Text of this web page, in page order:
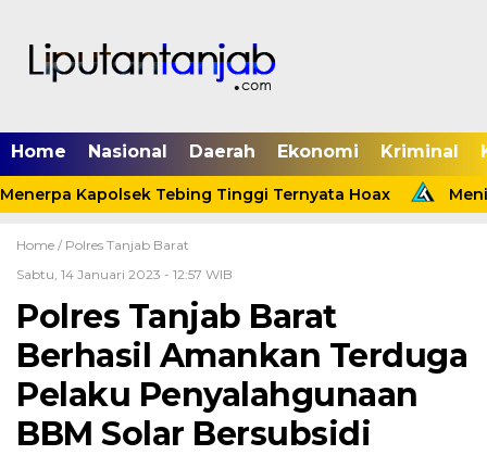
Home Nasional Daerah Ekonomi Kriminal
Kapolsek Tebing Tinggi Ternyata Hoax
Home / Polres Tanjab Barat
Sabtu, 14 Januari 2023 - 12:57 WIB
Polres Tanjab Barat
Berhasil Amankan Terduga
Pelaku Penyalahgunaan
BBM Solar Bersubsidi